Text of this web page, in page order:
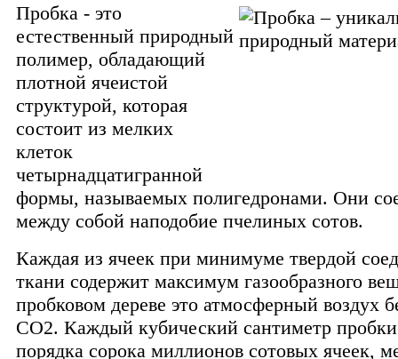
Пробка - это
естественный природный
полимер, обладающий
плотной ячеистой
структурой, которая
состоит из мелких
клеток
четырнадцатигранной
формы, называемых полигедронами. Они
между собой наподобие пчелиных сотов.
Каждая из ячеек при минимуме твердой
ткани содержит максимум газообразного
пробковом дереве это атмосферный воздух
CO2. Каждый кубический сантиметр
порядка сорока миллионов сотовых ячеек,